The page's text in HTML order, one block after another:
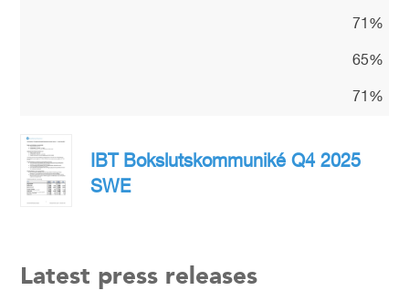
71%
65%
71%
IBT Bokslutskommuniké Q4 2025
SWE
Latest press releases